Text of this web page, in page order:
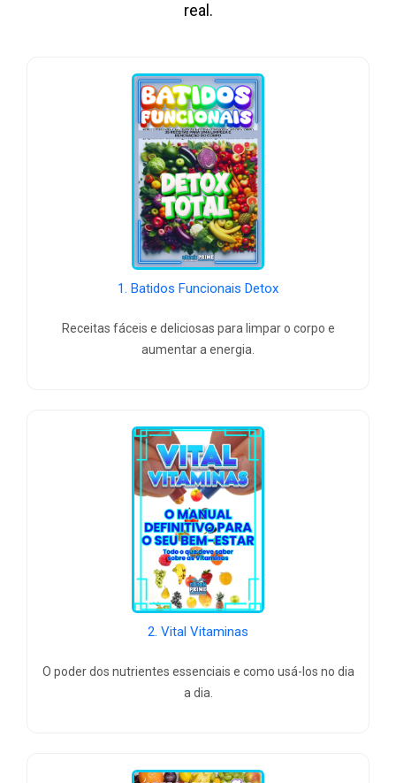
real.
1. Batidos Funcionais Detox
Receitas fáceis e deliciosas para limpar o corpo e
aumentar a energia.
2. Vital Vitaminas
O poder dos nutrientes essenciais e como usá-los no dia
a dia.